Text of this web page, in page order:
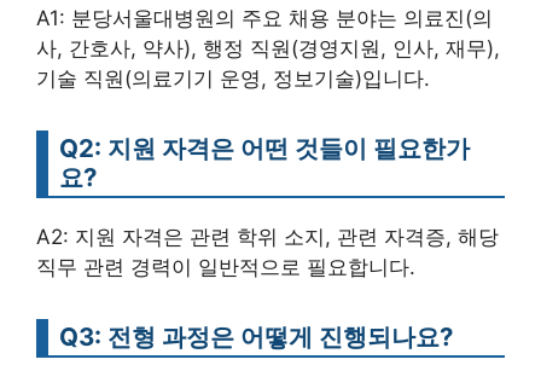
A1: 분당서울대병원의 주요 채용 분야는 의료진(의
사, 간호사, 약사), 행정 직원(경영지원, 인사, 재무),
기술 직원(의료기기 운영, 정보기술)입니다.
Q2: 지원 자격은 어떤 것들이 필요한가
요?
A2: 지원 자격은 관련 학위 소지, 관련 자격증, 해당
직무 관련 경력이 일반적으로 필요합니다.
Q3: 전형 과정은 어떻게 진행되나요?